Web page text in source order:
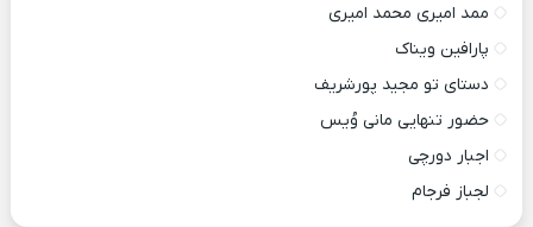
ممد امیری محمد امیری
پارافین ویناک
دستای تو مجید پورشریف
حضور تنهایی مانی وُیس
اجبار دورچی
لجباز فرجام